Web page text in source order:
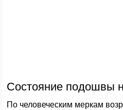
Состояние подошвы
По человеческим меркам